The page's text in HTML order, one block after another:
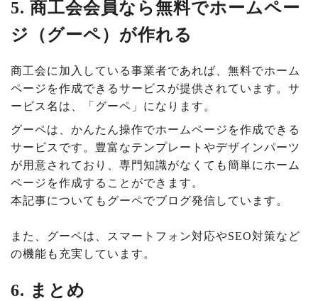
5. 商工会会員なら無料でホームペー
ジ（グーペ）が作れる
商工会に加入している事業者であれば、無料でホーム
ページを作成できるサービスが提供されています。サ
ービス名は、「グーペ」になります。
グーペは、かんたん操作でホームページを作成できる
サービスです。豊富なテンプレートやデザインパーツ
が用意されており、専門知識がなくても簡単にホーム
ページを作成することができます。
本記事についてもグーペでブログ発信しています。
また、グーペは、スマートフォン対応やSEO対策など
の機能も充実しています。
6. まとめ